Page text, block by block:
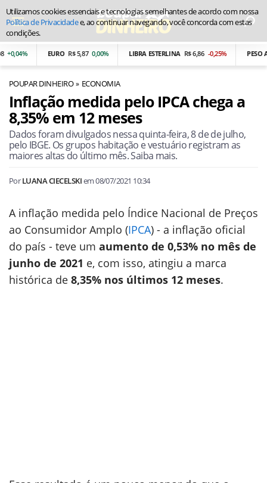
EURO R$ 5,87 0,00% LIBRA ESTERLINA R$ 6,86 -0,25% PESO
POUPAR DINHEIRO ECONOMIA
Inflação medida pelo IPCA chega a
8,35% em 12 meses
Dados foram divulgados nessa quinta-feira, 8 de de julho,
pelo IBGE. Os grupos habitação e vestuário registram as
maiores altas do último mês. Saiba mais.
PorLUANA CIECELSKIem08/07/2021 10:34
A inflação medida pelo Índice Nacional de Preços
ao Consumidor Amplo (IPCA) - a inflação oficial
do país - teve um aumento de 0,53% no mês de
junho de 2021 e, com isso, atingiu a marca
histórica de 8,35% nos últimos 12 meses.
Utilizamos cookies essenciais e tecnologias semelhantes de acordo com nossa
Política de Privacidadee, ao continuar navegando, você concorda com estas
condições.